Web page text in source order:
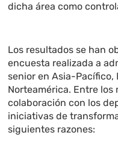
dicha área como
Los resultados se han
encuesta realizada a
senior en Asia-Pacífico,
Norteamérica. Entre
colaboración con los
iniciativas de
siguientes razones: